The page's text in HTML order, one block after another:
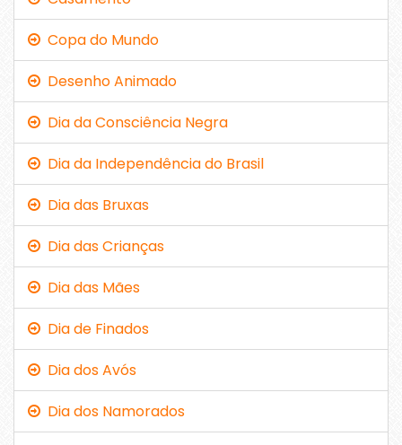
Copa do Mundo
Desenho Animado
Dia da Consciência Negra
Dia da Independência do Brasil
Dia das Bruxas
Dia das Crianças
Dia das Mães
Dia de Finados
Dia dos Avós
Dia dos Namorados